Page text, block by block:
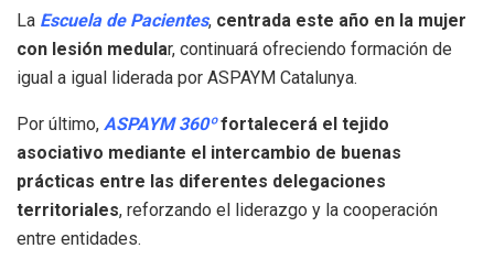
La Escuela de Pacientes, centrada este año en la mujer
con lesión medular, continuará ofreciendo formación de
igual a igual liderada por ASPAYM Catalunya.
Por último, ASPAYM 360º fortalecerá el tejido
asociativo mediante el intercambio de buenas
prácticas entre las diferentes delegaciones
territoriales, reforzando el liderazgo y la cooperación
entre entidades.